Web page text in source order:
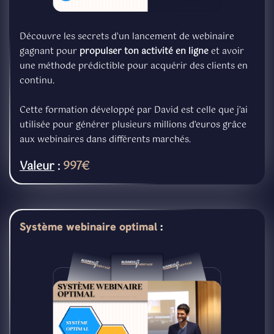
Découvre les secrets d'un lancement de webinaire
gagnant pour propulser ton activité en ligneet avoir
une méthode prédictible pour acquérir des clients en
continu.
Cette formation développé par David est celle que j’ai
utilisée pour générer plusieurs millions d’euros grâce
aux webinaires dans différents marchés.
Valeur : 997€
Système webinaire optimal :